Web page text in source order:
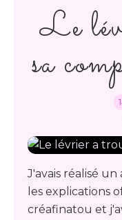
Le
sa
J'avais réalisé
les explications
créafinatou et